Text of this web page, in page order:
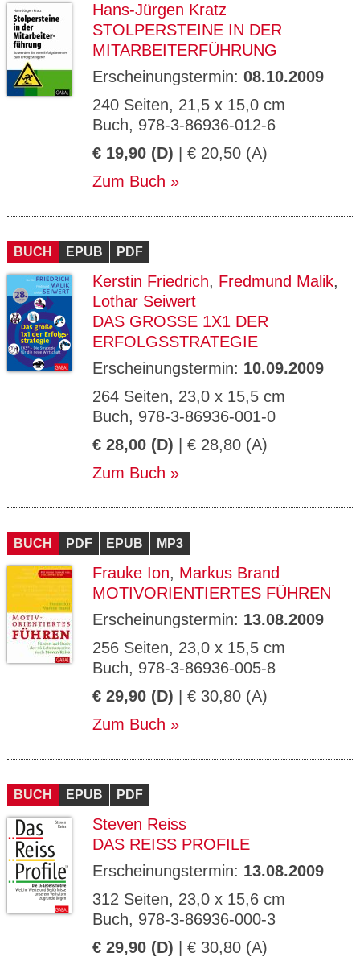
Hans-Jürgen Kratz
STOLPERSTEINE IN DER
MITARBEITERFÜHRUNG
Erscheinungstermin: 08.10.2009
240 Seiten, 21,5 x 15,0 cm
Buch, 978-3-86936-012-6
€ 19,90 (D) | € 20,50 (A)
Zum Buch
BUCH EPUB PDF
Kerstin Friedrich, Fredmund Malik,
Lothar Seiwert
DAS GROSSE 1X1 DER E
RFOLGSSTRATEGIE
Erscheinungstermin: 10.09.2009
264 Seiten, 23,0 x 15,5 cm
Buch, 978-3-86936-001-0
€ 28,00 (D) | € 28,80 (A)
Zum Buch
BUCH PDF EPUB MP3
Frauke Ion, Markus Brand
MOTIVORIENTIERTES FÜHREN
Erscheinungstermin: 13.08.2009
256 Seiten, 23,0 x 15,5 cm
Buch, 978-3-86936-005-8
€ 29,90 (D) | € 30,80 (A)
Zum Buch
BUCH EPUB PDF
Steven Reiss
DAS REISS PROFILE
Erscheinungstermin: 13.08.2009
312 Seiten, 23,0 x 15,6 cm
Buch, 978-3-86936-000-3
€ 29,90 (D) | € 30,80 (A)